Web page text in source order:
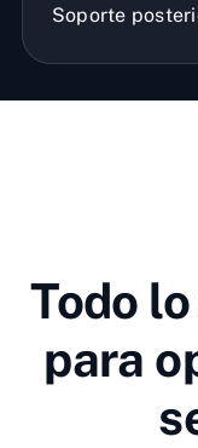
Soporte
Todo
para